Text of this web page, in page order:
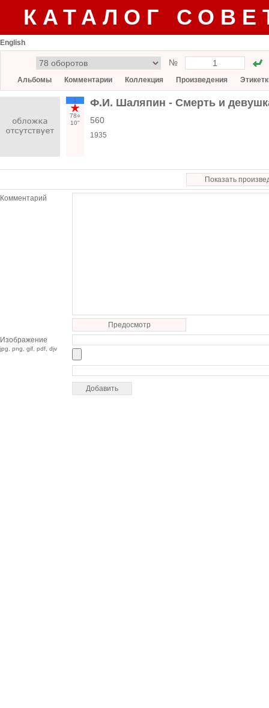
КАТАЛОГ
English
№
Альбомы Комментарии Коллекция Произведения
1
78○
10"
Ф.И. Шаляпин - Смерть и
560
1935
Показать
Комментарий
Предосмотр
Изображение
jpg, png, gif, pdf, djv